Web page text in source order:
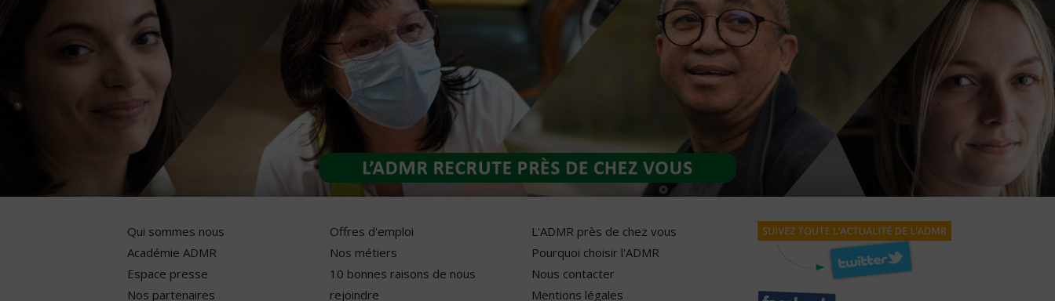
Qui sommes nous
Académie ADMR
Espace presse
Nos partenaires
Offres d'emploi
Nos métiers
10 bonnes raisons de nous
rejoindre
L'ADMR près de chez vous
Pourquoi choisir l'ADMR
Nous contacter
Mentions légales